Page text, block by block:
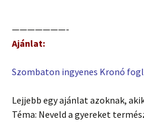
———————-
Ajánlat:
Szombaton ingyenes Kronó
Lejjebb egy ajánlat azoknak,
Téma: Neveld a gyereket